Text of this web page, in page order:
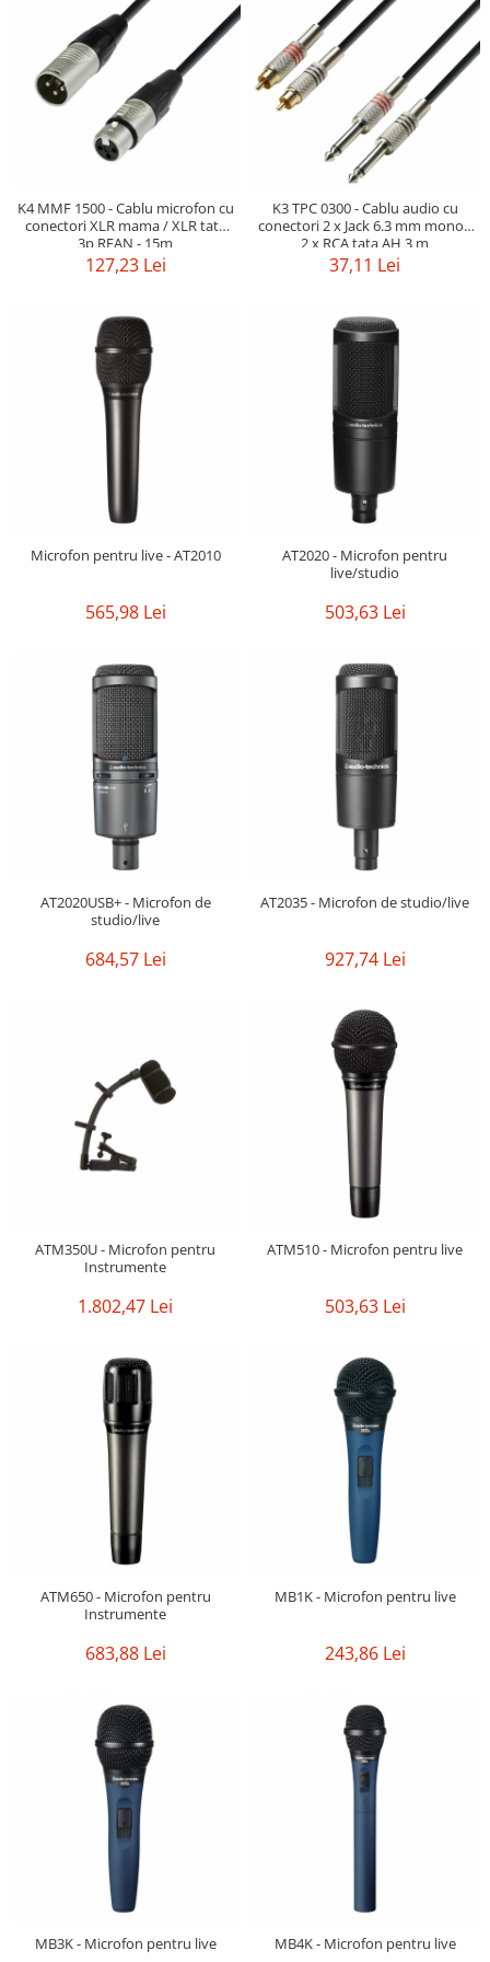
Accesorii Generale
Boxe
Accesorii pentru boxe
Boxe Active
Boxe Pasive
Monitoare de scena
Subwoofere Active
Subwoofere Pasive
Accesorii pt. Cabluri
Adaptoare Audio
Cabluri Audio cu Conectori
Cabluri la metru
Conectori Audio
Stage Box Multicore
Casti fara fir
Interfete audio
Microfoane
Accesorii pentru Microfoane
Headset-uri si lavaliere
Microfoane cu fir pentru live
Microfoane de captura
Microfoane pentru instrumente
Microfoane USB - Podcast, Gaming
Seturi de microfoane
Sisteme wireless
Accesorii mixere
Monitorizare In-Ear
Stative pentru Boxe
Stative pentru Microfoane
Moving head-uri – Spot
Proiectoare Lumini
Ventilatoare
K4 MMF 1500 - Cablu microfon cu
conectori XLR mama / XLR tata
3p REAN - 15m
127,23 Lei
K3 TPC 0300 - Cablu audio cu
conectori 2 x Jack 6.3 mm mono /
2 x RCA tata AH 3 m
37,11 Lei
Microfon pentru live - AT2010
565,98 Lei
AT2020 - Microfon pentru
live/studio
503,63 Lei
AT2020USB+ - Microfon de
studio/live
684,57 Lei
AT2035 - Microfon de studio/live
927,74 Lei
ATM350U - Microfon pentru
Instrumente
1.802,47 Lei
ATM510 - Microfon pentru live
503,63 Lei
ATM650 - Microfon pentru
Instrumente
683,88 Lei
MB1K - Microfon pentru live
243,86 Lei
MB3K - Microfon pentru live MB4K - Microfon pentru live